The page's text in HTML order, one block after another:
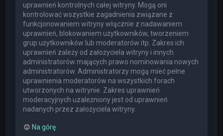
uprawnień kontrolnych całej witryny. Mogą oni
kontrolować wszystkie zagadnienia związane z
funkcjonowaniem witryny włącznie z nadawaniem
uprawnień, blokowaniem użytkowników, tworzeniem
grup użytkowników lub moderatorów itp. Zakres ich
uprawnień zależy od założyciela witryny i innych
administratorów mających prawo nominowania nowych
administratorów. Administratorzy mogą mieć pełne
uprawnienia moderatorów na wszystkich forach
utworzonych na witrynie. Zakres uprawnień
moderacyjnych uzależniony jest od uprawnień
nadanych przez założyciela witryny.
Na górę